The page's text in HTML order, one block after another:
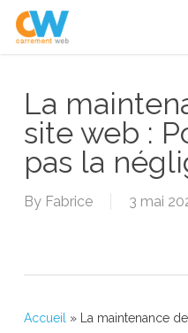
Skip
La
site web :
pas la
By Fabrice 3 mai
Accueil »
La maintenance